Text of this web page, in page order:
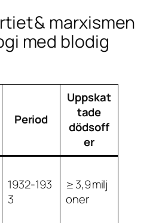
& marxismen
med blodig
Period
Uppskat
tade
dödsoff
er
1932‑193
3
≥ 3,9 milj
oner